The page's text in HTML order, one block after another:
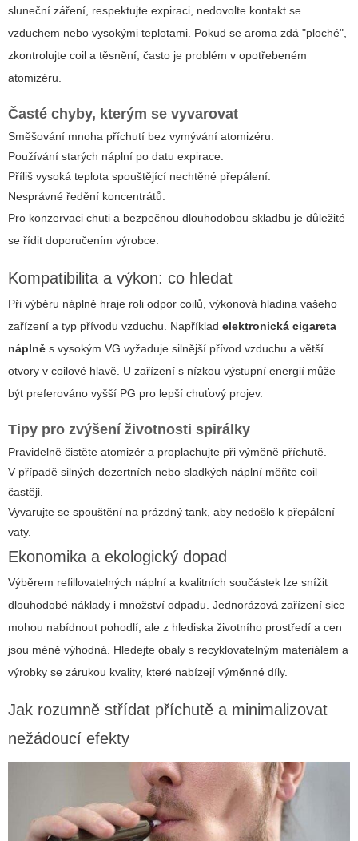
sluneční záření, respektujte expiraci, nedovolte kontakt se
vzduchem nebo vysokými teplotami. Pokud se aroma zdá "ploché",
zkontrolujte coil a těsnění, často je problém v opotřebeném
atomizéru.
Časté chyby, kterým se vyvarovat
Směšování mnoha příchutí bez vymývání atomizéru.
Používání starých náplní po datu expirace.
Příliš vysoká teplota spouštějící nechtěné přepálení.
Nesprávné ředění koncentrátů.
Pro konzervaci chuti a bezpečnou dlouhodobou skladbu je důležité
se řídit doporučením výrobce.
Kompatibilita a výkon: co hledat
Při výběru náplně hraje roli odpor coilů, výkonová hladina vašeho
zařízení a typ přívodu vzduchu. Například elektronická cigareta
náplně s vysokým VG vyžaduje silnější přívod vzduchu a větší
otvory v coilové hlavě. U zařízení s nízkou výstupní energií může
být preferováno vyšší PG pro lepší chuťový projev.
Tipy pro zvýšení životnosti spirálky
Pravidelně čistěte atomizér a proplachujte při výměně příchutě.
V případě silných dezertních nebo sladkých náplní měňte coil
častěji.
Vyvarujte se spouštění na prázdný tank, aby nedošlo k přepálení
vaty.
Ekonomika a ekologický dopad
Výběrem refillovatelných náplní a kvalitních součástek lze snížit
dlouhodobé náklady i množství odpadu. Jednorázová zařízení sice
mohou nabídnout pohodlí, ale z hlediska životního prostředí a cen
jsou méně výhodná. Hledejte obaly s recyklovatelným materiálem a
výrobky se zárukou kvality, které nabízejí výměnné díly.
Jak rozumně střídat příchutě a minimalizovat
nežádoucí efekty